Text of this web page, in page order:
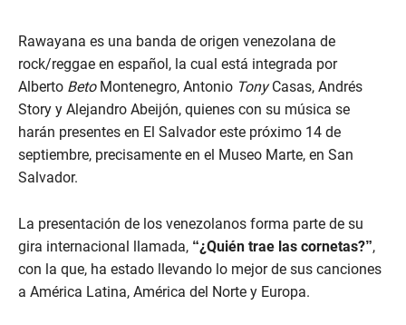
Rawayana es una banda de origen venezolana de
rock/reggae en español, la cual está integrada por
Alberto BetoMontenegro, Antonio TonyCasas, Andrés
Story y Alejandro Abeijón, quienes con su música se
harán presentes en El Salvador este próximo 14 de
septiembre, precisamente en el Museo Marte, en San
Salvador.
La presentación de los venezolanos forma parte de su
gira internacional llamada, “¿Quién trae las cornetas?”,
con la que, ha estado llevando lo mejor de sus canciones
a América Latina, América del Norte y Europa.